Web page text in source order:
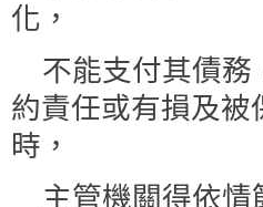
化 ，
不能支付其債務
約責任或有損及被
時 ，
主管機關得依情